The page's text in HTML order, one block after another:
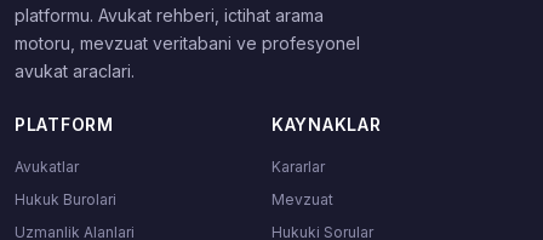
platformu. Avukat rehberi, ictihat arama
motoru, mevzuat veritabani ve profesyonel
avukat araclari.
PLATFORM
Avukatlar
Hukuk Burolari
Uzmanlik Alanlari
KAYNAKLAR
Kararlar
Mevzuat
Hukuki Sorular